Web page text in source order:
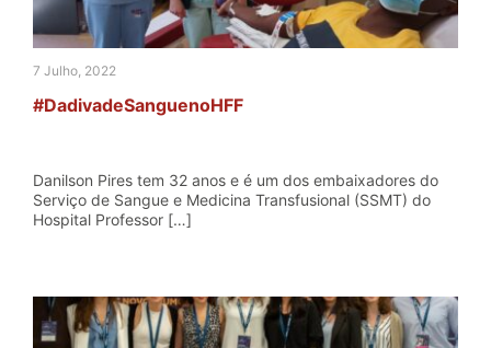
7 Julho, 2022
#DadivadeSanguenoHFF
Danilson Pires tem 32 anos e é um dos embaixadores do
Serviço de Sangue e Medicina Transfusional (SSMT) do
Hospital Professor […]